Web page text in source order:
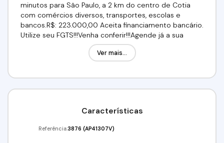
minutos para São Paulo, a 2 km do centro de Cotia
com comércios diversos, transportes, escolas e
bancos.R$: 223.000,00 Aceita financiamento bancário.
Utilize seu FGTS!!!Venha conferir!!!Agende já a sua
visita!!!(11) 98211-2565 / (11) 97417-8061Imobiliária Alfa
Negócios.CRECI: 34.726-JVer mais...
Características
Referência:3876 (AP41307V)